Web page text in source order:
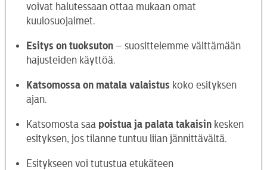
voivat halutessaan ottaa mukaan omat
kuulosuojaimet.
Esitys on tuoksuton – suosittelemme välttämään
hajusteiden käyttöä.
Katsomossa on matala valaistus koko esityksen
ajan.
Katsomosta saa poistua ja palata takaisin kesken
esityksen, jos tilanne tuntuu liian jännittävältä.
Esitykseen voi tutustua etukäteen